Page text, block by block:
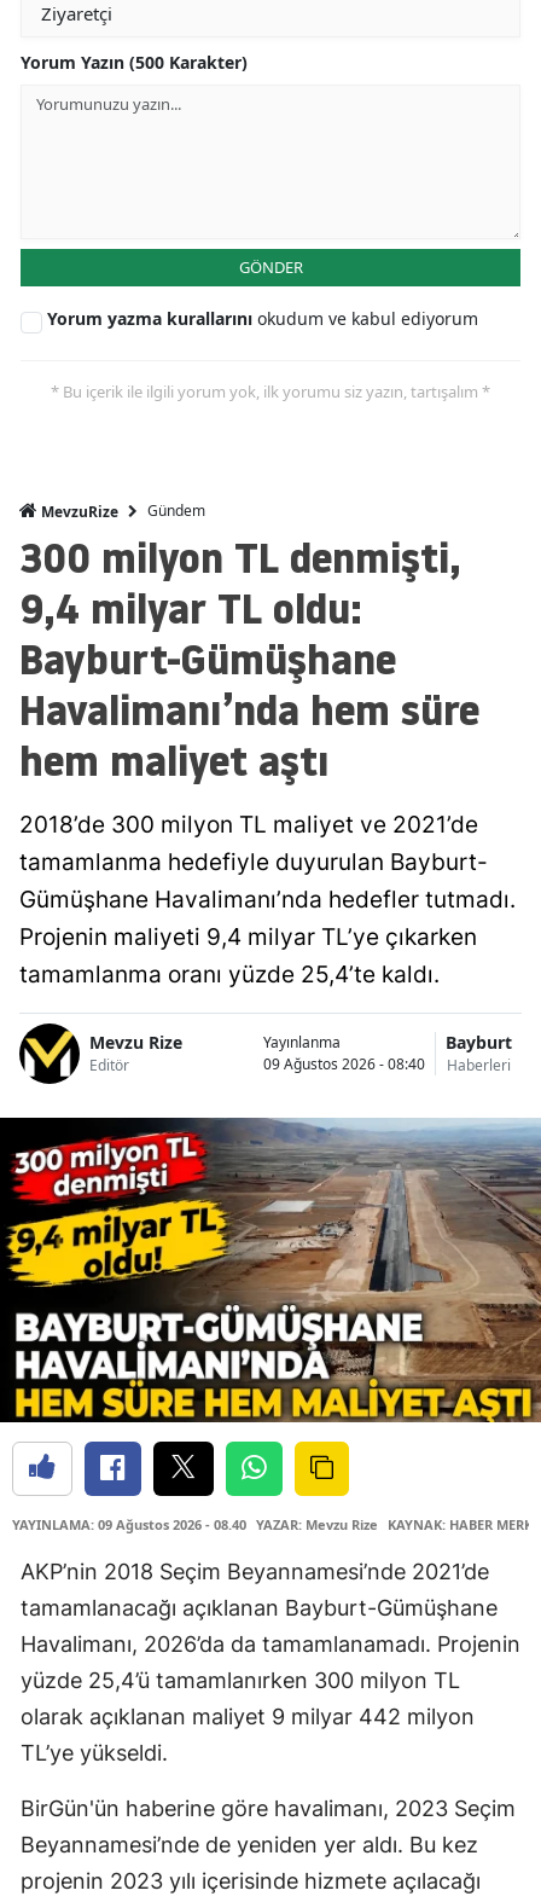
Yorum Yazın (500 Karakter)
GÖNDER
Yorum yazma kurallarını okudum ve kabul ediyorum
* Bu içerik ile ilgili yorum yok, ilk yorumu siz yazın, tartışalım *
MevzuRize Gündem
300 milyon TL denmişti,
9,4 milyar TL oldu:
Bayburt-Gümüşhane
Havalimanı’nda hem süre
hem maliyet aştı
2018’de 300 milyon TL maliyet ve 2021’de
tamamlanma hedefiyle duyurulan Bayburt-
Gümüşhane Havalimanı’nda hedefler tutmadı.
Projenin maliyeti 9,4 milyar TL’ye çıkarken
tamamlanma oranı yüzde 25,4’te kaldı.
Mevzu Rize
Editör
Yayınlanma
09 Ağustos 2026 - 08:40
Bayburt
Haberleri
YAYINLAMA: 09 Ağustos 2026 - 08.40 YAZAR: Mevzu Rize KAYNAK: HABER
AKP’nin 2018 Seçim Beyannamesi’nde 2021’de
tamamlanacağı açıklanan Bayburt-Gümüşhane
Havalimanı, 2026’da da tamamlanamadı. Projenin
yüzde 25,4’ü tamamlanırken 300 milyon TL
olarak açıklanan maliyet 9 milyar 442 milyon
TL’ye yükseldi.
BirGün'ün haberine göre havalimanı, 2023 Seçim
Beyannamesi’nde de yeniden yer aldı. Bu kez
projenin 2023 yılı içerisinde hizmete açılacağı